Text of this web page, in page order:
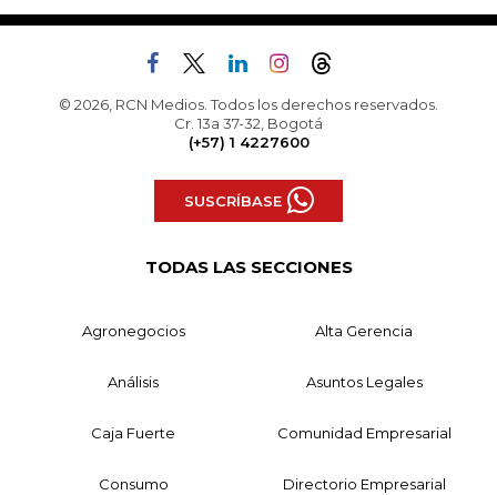
© 2026, RCN Medios. Todos los derechos reservados.
Cr. 13a 37-32, Bogotá
(+57) 1 4227600
SUSCRÍBASE
TODAS LAS SECCIONES
Agronegocios Alta Gerencia
Análisis Asuntos Legales
Caja Fuerte Comunidad Empresarial
Consumo Directorio Empresarial